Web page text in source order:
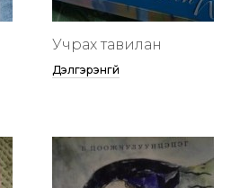
Учрах тавилан
Дэлгэрэнгүй